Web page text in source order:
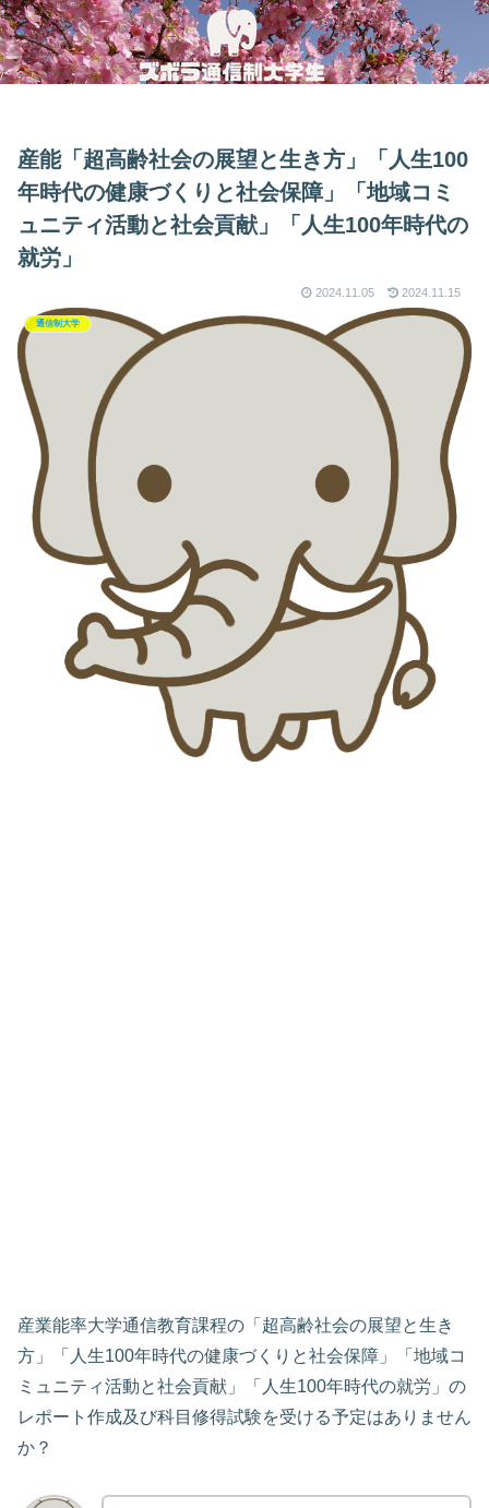
産能「超高齢社会の展望と生き方」「人生100
年時代の健康づくりと社会保障」「地域コミ
ュニティ活動と社会貢献」「人生100年時代の
就労」
2024.11.05 2024.11.15
通信制大学
産業能率大学通信教育課程の「超高齢社会の展望と生き
方」「人生100年時代の健康づくりと社会保障」「地域コ
ミュニティ活動と社会貢献」「人生100年時代の就労」の
レポート作成及び科目修得試験を受ける予定はありません
か？